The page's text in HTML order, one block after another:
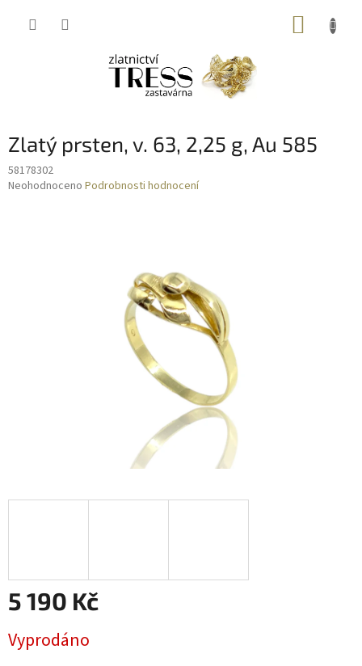
Zlatý prsten, v. 63, 2,25 g, Au 585
58178302
Průměrné
Neohodnoceno Podrobnosti hodnocení
5 190 Kč
cena:
Vyprodáno